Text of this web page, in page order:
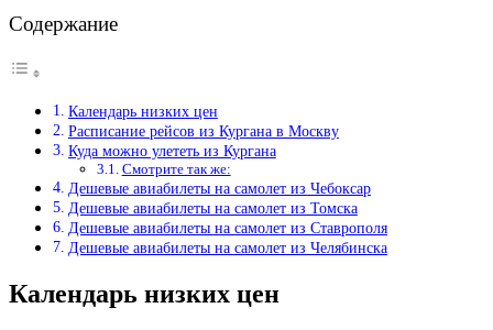
Содержание
Календарь низких цен
Расписание рейсов из Кургана в Москву
Куда можно улететь из Кургана
Смотрите так же:
Дешевые авиабилеты на самолет из Чебоксар
Дешевые авиабилеты на самолет из Томска
Дешевые авиабилеты на самолет из Ставрополя
Дешевые авиабилеты на самолет из Челябинска
Календарь низких цен